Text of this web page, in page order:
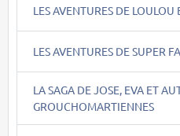
LES AVENTURES DE LOULOU
LES AVENTURES DE SUPER
LA SAGA DE JOSE, EVA ET
GROUCHOMARTIENNES